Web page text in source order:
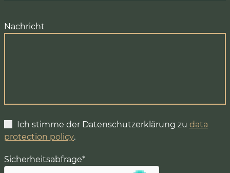
Nachricht
Ich stimme der Datenschutzerklärung zu data
protection policy.
Sicherheitsabfrage*